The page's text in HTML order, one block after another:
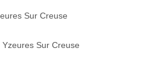
Sur Creuse
Sur Creuse